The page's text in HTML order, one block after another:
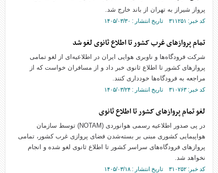
پرواز شیراز به تهران از باند خارج شد.
کد خبر: ۳۱۱۲۵۱ تاریخ انتشار : ۱۴۰۵/۰۳/۳۰
تمام پرواز‌های غرب کشور تا اطلاع ثانوی لغو شد
شرکت فرودگاه‌ها و ناوبری هوایی ایران در اطلاعیه‌ای از لغو تمامی
پرواز‌های کشور تا اطلاع ثانوی خبر داد و از مسافران خواست که از
مراجعه به فرودگاه‌ها خودداری کنند.
کد خبر: ۳۱۰۷۶۳ تاریخ انتشار : ۱۴۰۵/۰۳/۲۴
لغو تمام پرواز‌های کشور تا اطلاع ثانوی
در پی صدور اطلاعیه رسمی هوانوردی (NOTAM) توسط سازمان
هواپیمایی کشوری مبنی بر بسته‌شدن فضای پروازی غرب کشور، تمامی
پرواز‌های فرودگاه‌های سراسر کشور تا اطلاع ثانوی لغو شده و انجام
نخواهد شد.
کد خبر: ۳۱۰۲۵۲ تاریخ انتشار : ۱۴۰۵/۰۳/۱۸